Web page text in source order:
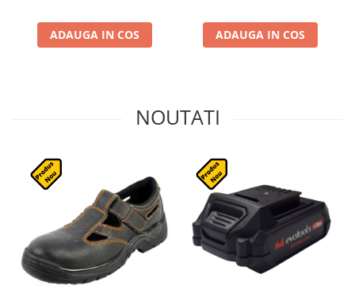
ADAUGA IN COS ADAUGA IN COS
NOUTATI